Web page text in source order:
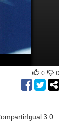
0 0
3.0